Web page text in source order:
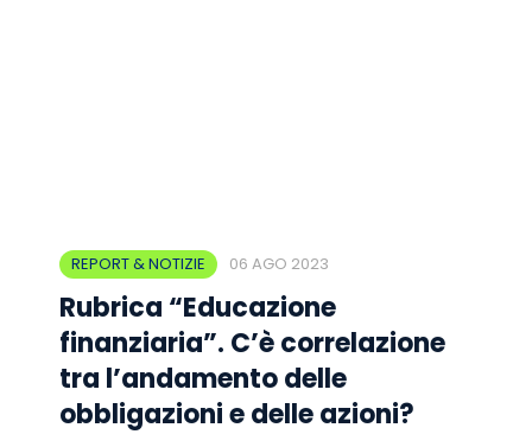
REPORT & NOTIZIE 06 AGO 2023
Rubrica “Educazione
finanziaria”. C’è correlazione
tra l’andamento delle
obbligazioni e delle azioni?